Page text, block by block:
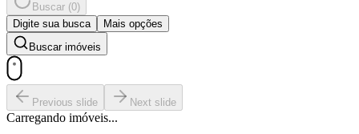
Buscar (0)
Digite sua busca
Mais opções
Buscar imóveis
Previous slide Next slide
Carregando imóveis...